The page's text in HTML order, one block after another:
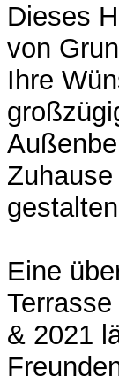
Dieses
von
Ihre
Eine
& 2021